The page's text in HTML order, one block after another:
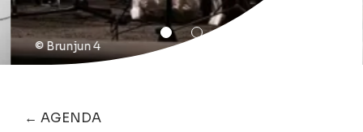
© Brunjun 4
← AGENDA